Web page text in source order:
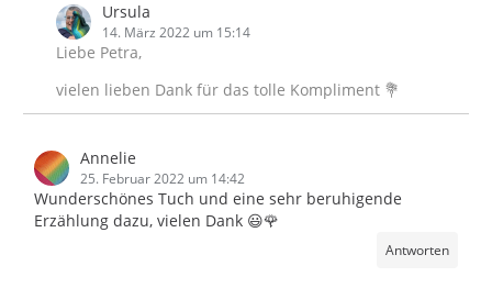
Ursula
14. März 2022 um 15:14
Liebe Petra,
vielen lieben Dank für das tolle Kompliment 💐
Annelie
25. Februar 2022 um 14:42
Wunderschönes Tuch und eine sehr beruhigende
Erzählung dazu, vielen Dank 😃🌹
Antworten